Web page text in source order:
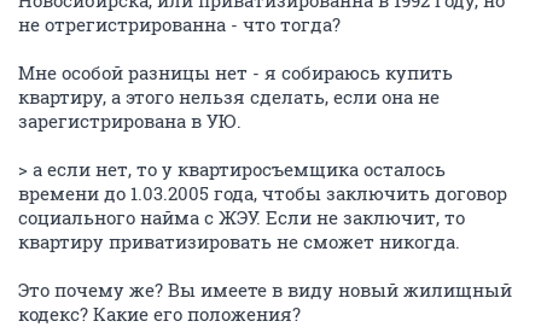
не отрегистрированна - что тогда?
Мне особой разницы нет - я собираюсь купить
квартиру, а этого нельзя сделать, если она не
зарегистрирована в УЮ.
> а если нет, то у квартиросъемщика осталось
времени до 1.03.2005 года, чтобы заключить договор
социального найма с ЖЭУ. Если не заключит, то
квартиру приватизировать не сможет никогда.
Это почему же? Вы имеете в виду новый жилищный
кодекс? Какие его положения?